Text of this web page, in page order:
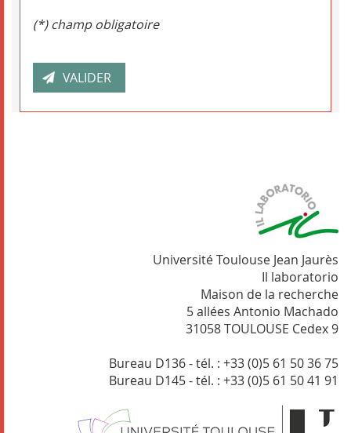
(*) champ obligatoire
Université Toulouse Jean Jaurès
Il laboratorio
Maison de la recherche
5 allées Antonio Machado
31058 TOULOUSE Cedex 9
Bureau D136 - tél. : +33 (0)5 61 50 36 75
Bureau D145 - tél. : +33 (0)5 61 50 41 91